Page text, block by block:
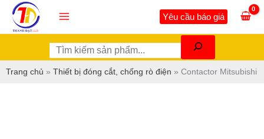
Nhảy
nội
Main
Menu
Yêu cầu báo giá
Trang chủ » Thiết bị đóng cắt, chống rò điện » Contactor Mitsubishi